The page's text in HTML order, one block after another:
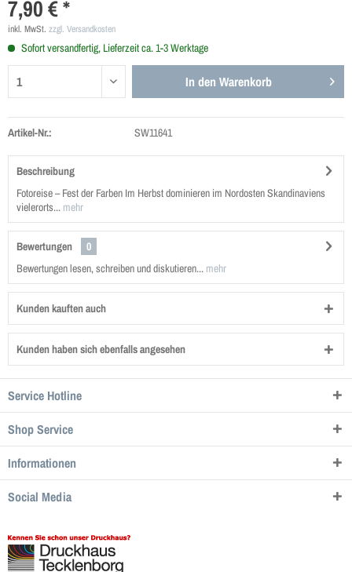
7,90 € *
inkl. MwSt. zzgl. Versandkosten
Sofort versandfertig, Lieferzeit ca. 1-3 Werktage
In den Warenkorb
Artikel-Nr.: SW11641
Beschreibung
Fotoreise – Fest der Farben Im Herbst dominieren im Nordosten Skandinaviens
vielerorts... mehr
Bewertungen
0
Bewertungen lesen, schreiben und diskutieren... mehr
Kunden kauften auch
Kunden haben sich ebenfalls angesehen
Service Hotline
Shop Service
Informationen
Social Media